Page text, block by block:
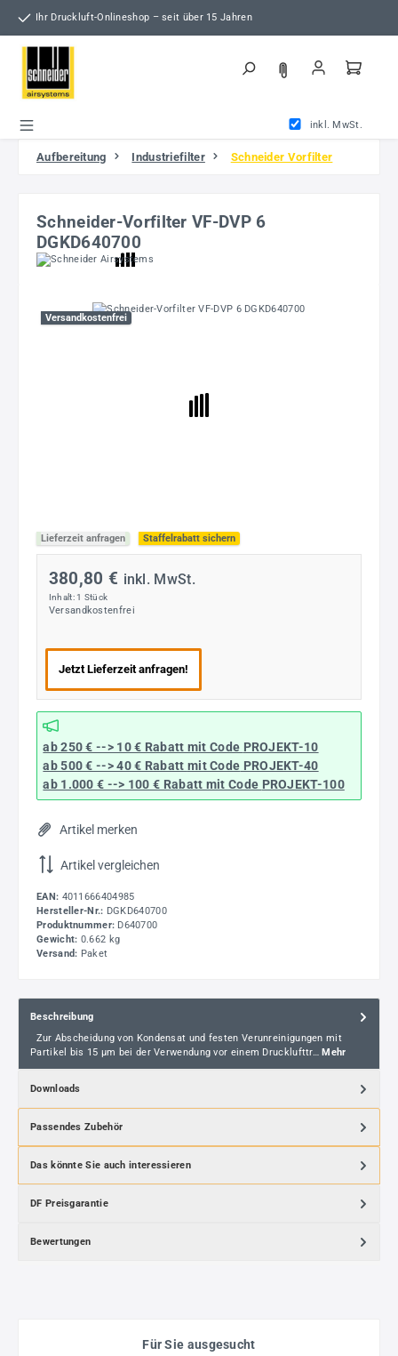
Zum Hauptinhalt springen
Ihr Druckluft-Onlineshop – seit über 15 Jahren
inkl. MwSt.
Aufbereitung Industriefilter Schneider Vorfilter
Schneider-Vorfilter VF-DVP 6
DGKD640700
Bildergalerie überspringen
Versandkostenfrei
Lieferzeit anfragen Staffelrabatt sichern
380,80 € inkl. MwSt.
Inhalt: 1 Stück
Versandkostenfrei
Jetzt Lieferzeit anfragen!
ab 250 € --> 10 € Rabatt mit Code PROJEKT-10
ab 500 € --> 40 € Rabatt mit Code PROJEKT-40
ab 1.000 € --> 100 € Rabatt mit Code PROJEKT-100
Artikel merken
Artikel vergleichen
EAN: 4011666404985
Hersteller-Nr.: DGKD640700
Produktnummer: D640700
Gewicht: 0.662 kg
Versand: Paket
Beschreibung
Zur Abscheidung von Kondensat und festen Verunreinigungen mit
Partikel bis 15 µm bei der Verwendung vor einem Drucklufttr… Mehr
Downloads
Passendes Zubehör
Das könnte Sie auch interessieren
DF Preisgarantie
Bewertungen
Für Sie ausgesucht